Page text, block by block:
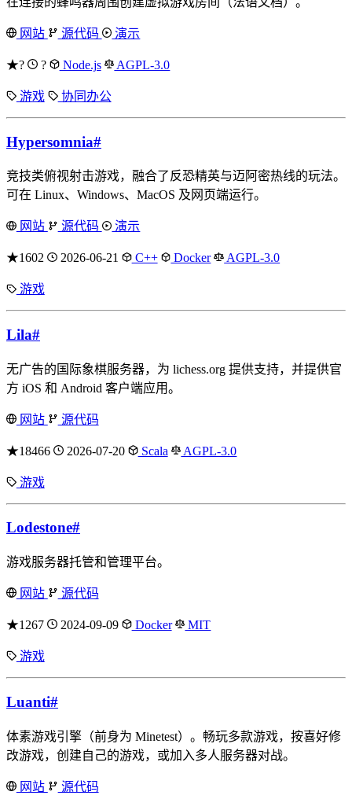
网站 源代码 演示
★? ? Node.js AGPL-3.0
游戏 协同办公
Hypersomnia#
竞技类俯视射击游戏，融合了反恐精英与迈阿密热线的玩法。
可在 Linux、Windows、MacOS 及网页端运行。
网站 源代码 演示
★1602 2026-06-21 C++ Docker AGPL-3.0
游戏
Lila#
无广告的国际象棋服务器，为 lichess.org 提供支持，并提供官
方 iOS 和 Android 客户端应用。
网站 源代码
★18466 2026-07-20 Scala AGPL-3.0
游戏
Lodestone#
游戏服务器托管和管理平台。
网站 源代码
★1267 2024-09-09 Docker MIT
游戏
Luanti#
体素游戏引擎（前身为 Minetest）。畅玩多款游戏，按喜好修
改游戏，创建自己的游戏，或加入多人服务器对战。
网站 源代码